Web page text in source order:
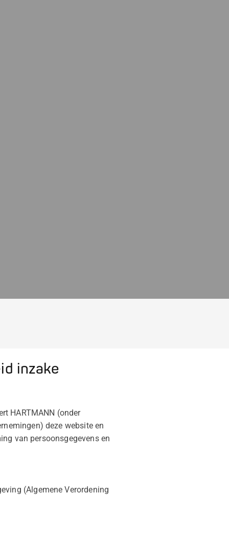
inzake
HARTMANN (onder
deze website en
van persoonsgegevens en
(Algemene Verordening